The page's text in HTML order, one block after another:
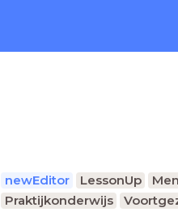
newEditor LessonUp
Praktijkonderwijs